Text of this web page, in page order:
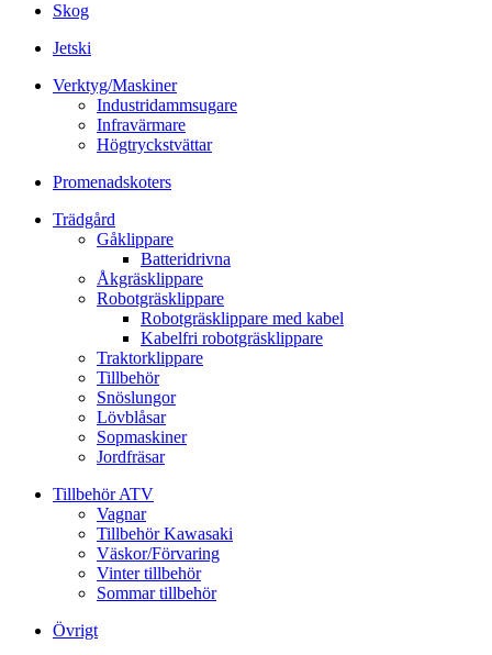
Skog
Jetski
Verktyg/Maskiner
Industridammsugare
Infravärmare
Högtryckstvättar
Promenadskoters
Trädgård
Gåklippare
Batteridrivna
Åkgräsklippare
Robotgräsklippare
Robotgräsklippare med kabel
Kabelfri robotgräsklippare
Traktorklippare
Tillbehör
Snöslungor
Lövblåsar
Sopmaskiner
Jordfräsar
Tillbehör ATV
Vagnar
Tillbehör Kawasaki
Väskor/Förvaring
Vinter tillbehör
Sommar tillbehör
Övrigt